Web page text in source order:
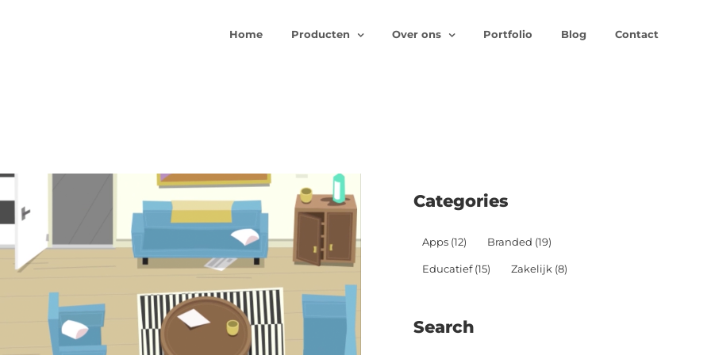
Home Producten Over ons Portfolio Blog Contact
Categories
Apps (12) Branded (19)
Educatief(15) Zakelijk (8)
Search